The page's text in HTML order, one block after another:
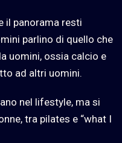
il panorama resti
parlino di quello che
uomini, ossia calcio e
ad altri uomini.
nel lifestyle, ma si
tra pilates e “what I